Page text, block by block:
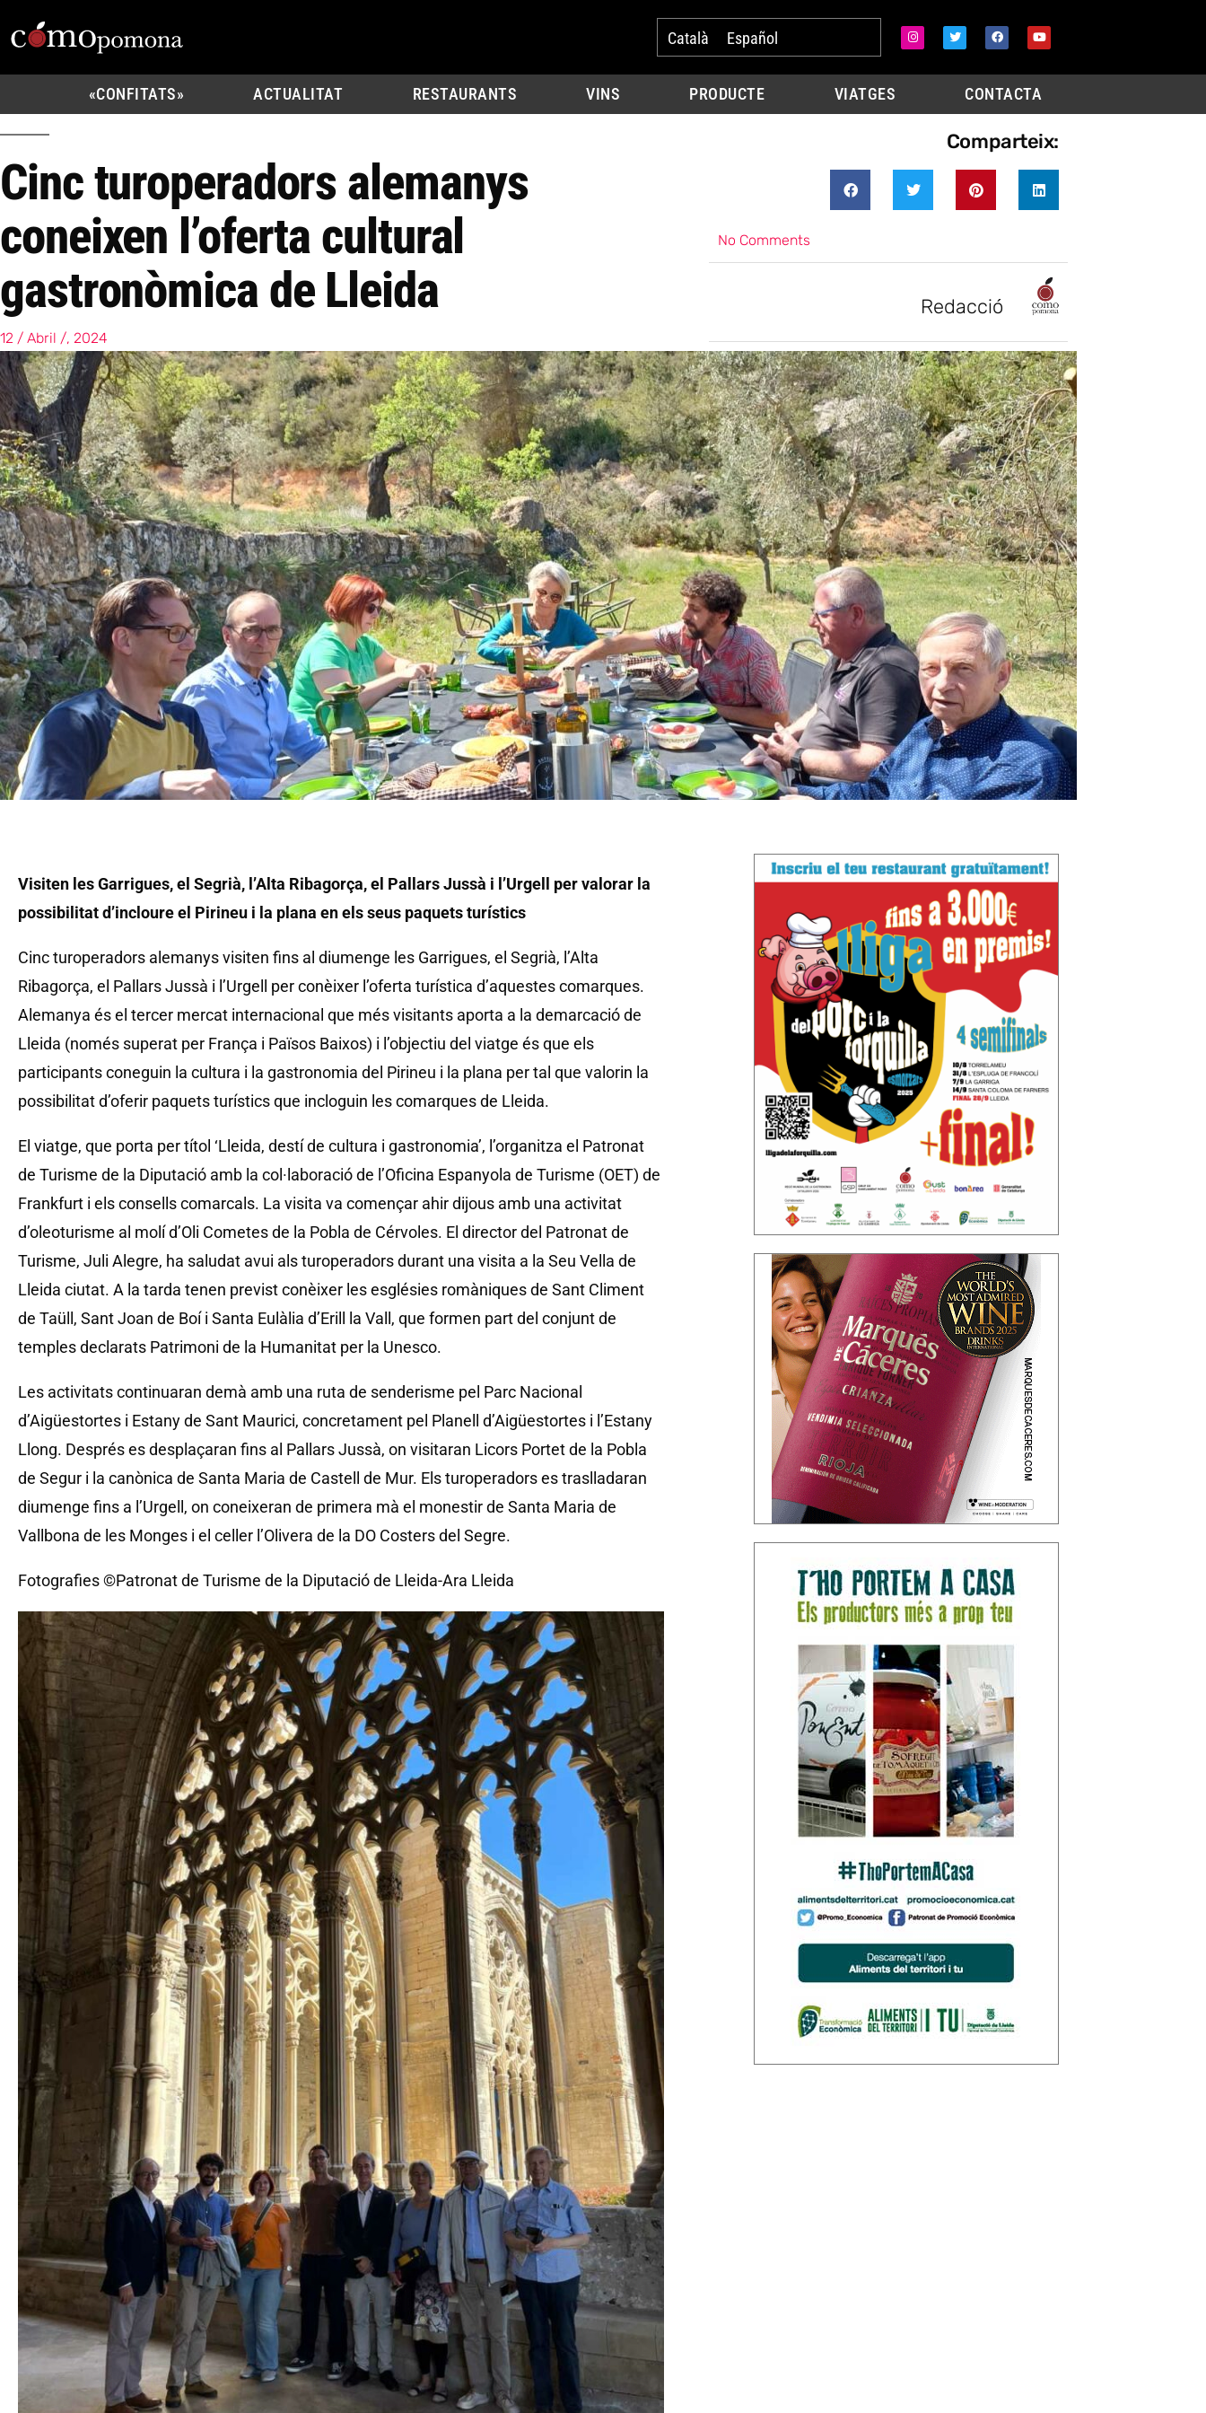
Català Español
«CONFITATS» ACTUALITAT RESTAURANTS VINS PRODUCTE VIATGES CONTACTA
Cinc turoperadors alemanys
coneixen l’oferta cultural
gastronòmica de Lleida
12 / Abril /, 2024
Comparteix:
No Comments
Redacció
Visiten les Garrigues, el Segrià, l’Alta Ribagorça, el Pallars Jussà i l’Urgell per valorar la
possibilitat d’incloure el Pirineu i la plana en els seus paquets turístics
Cinc turoperadors alemanys visiten fins al diumenge les Garrigues, el Segrià, l’Alta
Ribagorça, el Pallars Jussà i l’Urgell per conèixer l’oferta turística d’aquestes comarques.
Alemanya és el tercer mercat internacional que més visitants aporta a la demarcació de
Lleida (només superat per França i Països Baixos) i l’objectiu del viatge és que els
participants coneguin la cultura i la gastronomia del Pirineu i la plana per tal que valorin la
possibilitat d’oferir paquets turístics que incloguin les comarques de Lleida.
El viatge, que porta per títol ‘Lleida, destí de cultura i gastronomia’, l’organitza el Patronat
de Turisme de la Diputació amb la col·laboració de l’Oficina Espanyola de Turisme (OET) de
Frankfurt i els consells comarcals. La visita va començar ahir dijous amb una activitat
d’oleoturisme al molí d’Oli Cometes de la Pobla de Cérvoles. El director del Patronat de
Turisme, Juli Alegre, ha saludat avui als turoperadors durant una visita a la Seu Vella de
Lleida ciutat. A la tarda tenen previst conèixer les esglésies romàniques de Sant Climent
de Taüll, Sant Joan de Boí i Santa Eulàlia d’Erill la Vall, que formen part del conjunt de
temples declarats Patrimoni de la Humanitat per la Unesco.
Les activitats continuaran demà amb una ruta de senderisme pel Parc Nacional
d’Aigüestortes i Estany de Sant Maurici, concretament pel Planell d’Aigüestortes i l’Estany
Llong. Després es desplaçaran fins al Pallars Jussà, on visitaran Licors Portet de la Pobla
de Segur i la canònica de Santa Maria de Castell de Mur. Els turoperadors es traslladaran
diumenge fins a l’Urgell, on coneixeran de primera mà el monestir de Santa Maria de
Vallbona de les Monges i el celler l’Olivera de la DO Costers del Segre.
Fotografies ©Patronat de Turisme de la Diputació de Lleida-Ara Lleida